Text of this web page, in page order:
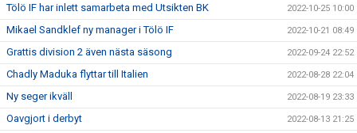
Tölö IF har inlett samarbeta med Utsikten BK 2022-10-25 10:00
Mikael Sandklef ny manager i Tölö IF 2022-10-21 08:49
Grattis division 2 även nästa säsong 2022-09-24 22:52
Chadly Maduka flyttar till Italien 2022-08-28 22:04
Ny seger ikväll 2022-08-19 23:33
Oavgjort i derbyt 2022-08-13 21:25